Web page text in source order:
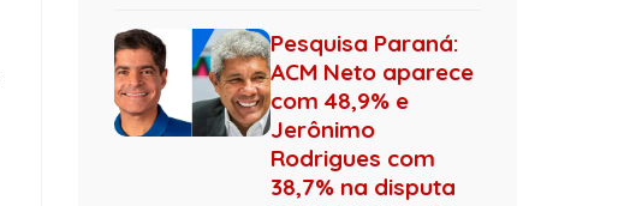
Pesquisa Paraná:
ACM Neto aparece
com 48,9% e
Jerônimo
Rodrigues com
38,7% na disputa